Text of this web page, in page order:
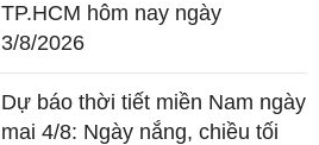
TP.HCM hôm nay ngày
3/8/2026
Dự báo thời tiết miền Nam ngày
mai 4/8: Ngày nắng, chiều tối